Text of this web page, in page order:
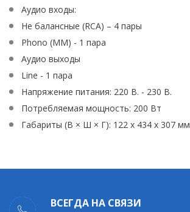
Аудио входы:
Не балансные (RCA) – 4 пары
Phono (MM) - 1 пара
Аудио выходы
Line - 1 пара
Напряжение питания: 220 В. - 230 В.
Потребляемая мощность: 200 Вт
Габариты (В × Ш × Г): 122 x 434 x 307 мм
ВСЕГДА НА СВЯЗИ